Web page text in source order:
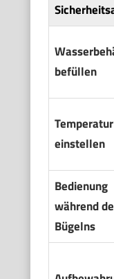
befüllen
Temperatur
einstellen
Bedienung
während
Bügelns